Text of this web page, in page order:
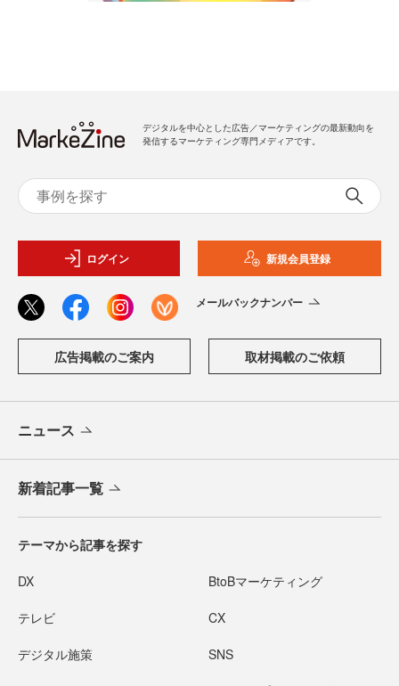
デジタルを中心とした広告／マーケティングの最新動向を
発信するマーケティング専門メディアです。
ログイン 新規会員登録
メールバックナンバー
広告掲載のご案内 取材掲載のご依頼
ニュース
新着記事一覧
テーマから記事を探す
DX BtoBマーケティング
テレビ CX
デジタル施策 SNS